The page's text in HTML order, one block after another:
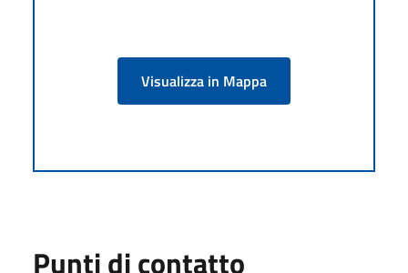
Visualizza in Mappa
Punti di contatto